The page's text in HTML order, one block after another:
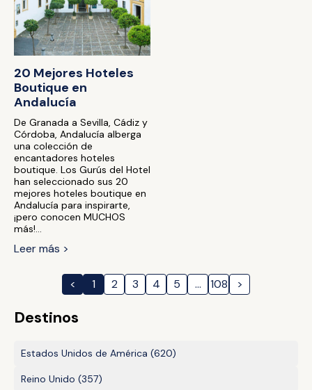
Destinos
Estados Unidos de América (620)
Reino Unido (357)
20 Mejores Hoteles
Boutique en
Andalucía
De Granada a Sevilla, Cádiz y
Córdoba, Andalucía alberga
una colección de
encantadores hoteles
boutique. Los Gurús del Hotel
han seleccionado sus 20
mejores hoteles boutique en
Andalucía para inspirarte,
¡pero conocen MUCHOS
más!...
Leer más >
< 1 2 3 4 5 … 108 >